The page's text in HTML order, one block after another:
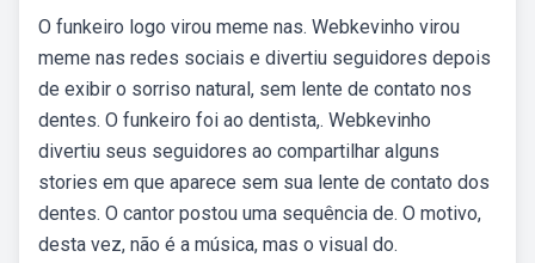
O funkeiro logo virou meme nas. Webkevinho virou
meme nas redes sociais e divertiu seguidores depois
de exibir o sorriso natural, sem lente de contato nos
dentes. O funkeiro foi ao dentista,. Webkevinho
divertiu seus seguidores ao compartilhar alguns
stories em que aparece sem sua lente de contato dos
dentes. O cantor postou uma sequência de. O motivo,
desta vez, não é a música, mas o visual do.